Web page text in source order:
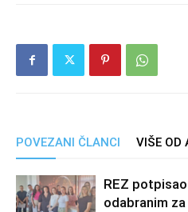
POVEZANI ČLANCI VIŠE OD
REZ
odabranim